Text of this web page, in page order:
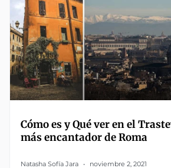
Cómo es y Qué ver en el
más encantador de Roma
Natasha Sofía Jara noviembre 2, 2021